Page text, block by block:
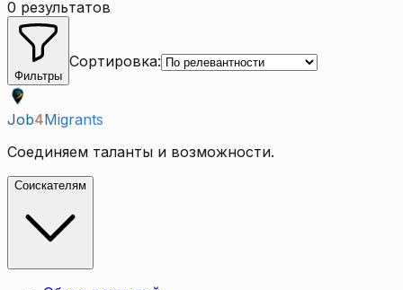
0 результатов
Фильтры
Сортировка:
Job4Migrants
Соединяем таланты и возможности.
Соискателям